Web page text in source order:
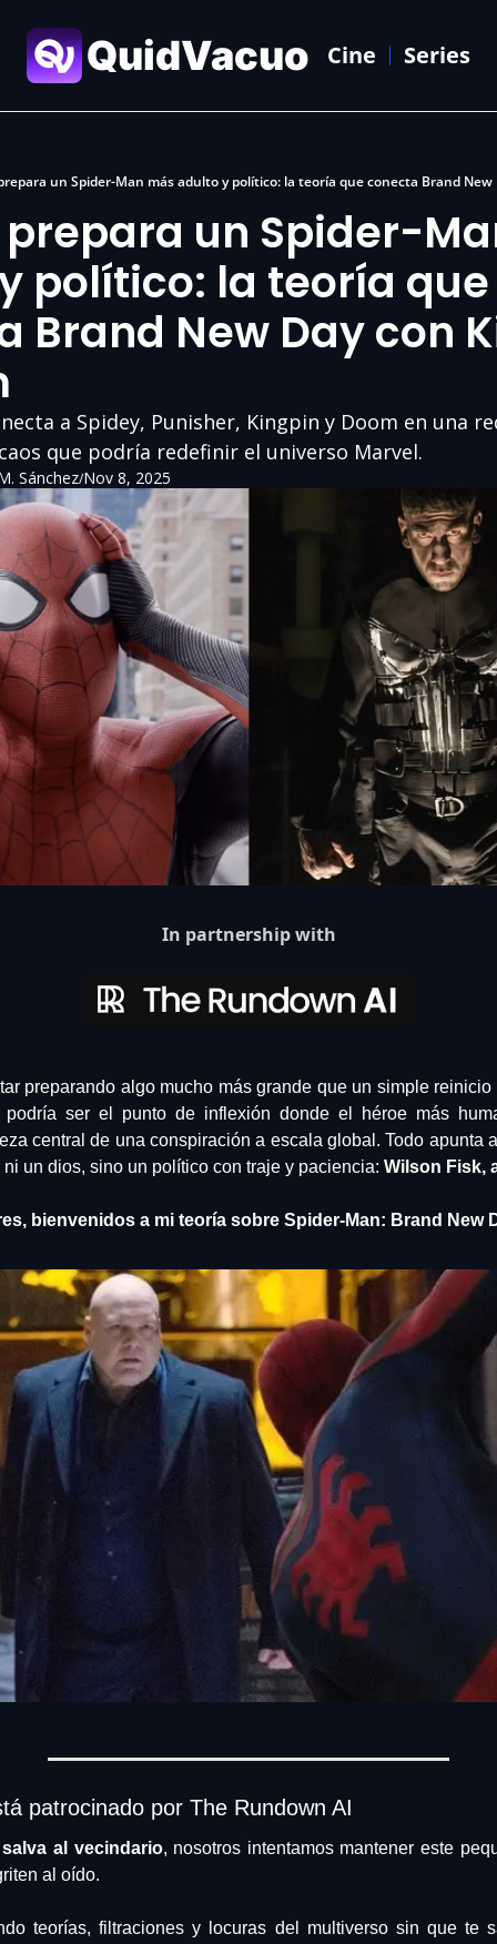
QuidVacuo Cine Series
un Spider-Man más adulto y político: la teoría que conecta Brand New
un Spider-
político: la teoría que
Brand New Day con
a Spidey, Punisher, Kingpin y Doom en una
que podría redefinir el universo Marvel.
Sánchez/Nov 8, 2025
In partnership with
ser el punto de inflexión donde el héroe más
central de una conspiración a escala global. Todo apunta
un dios, sino un político con traje y paciencia: Wilson Fisk,
bienvenidos a mi teoría sobre Spider-Man: Brand New
patrocinado por The Rundown AI
al vecindario, nosotros intentamos mantener este
al oído.
teorías, filtraciones y locuras del multiverso sin que te